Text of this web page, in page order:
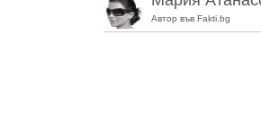
Автор във Fakti.bg